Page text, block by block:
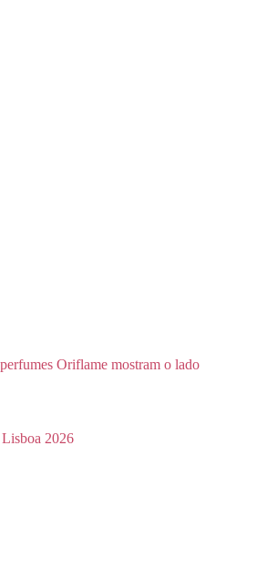
Oriflame mostram o lado